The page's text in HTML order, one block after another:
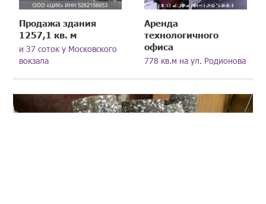
Продажа здания
1257,1 кв. м
и 37 соток у Московского
вокзала
Аренда
технологичного
офиса
778 кв.м на ул. Родионова